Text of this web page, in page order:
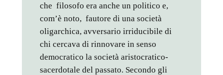
che filosofo era anche un politico e,
com’è noto, fautore di una società
oligarchica, avversario irriducibile di
chi cercava di rinnovare in senso
democratico la società aristocratico-
sacerdotale del passato. Secondo gli